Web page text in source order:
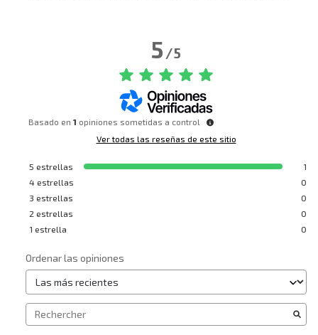
5/5
Basado en1 opiniones sometidas a control
Ver todas las reseñas de este sitio
5 estrellas
1
4 estrellas
0
3 estrellas
0
2 estrellas
0
1 estrella 0
Ordenar las opiniones